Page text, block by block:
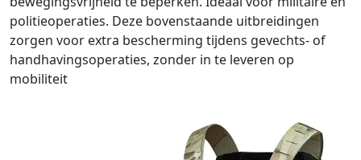
politieoperaties. Deze bovenstaande uitbreidingen
zorgen voor extra bescherming tijdens gevechts- of
handhavingsoperaties, zonder in te leveren op
mobiliteit